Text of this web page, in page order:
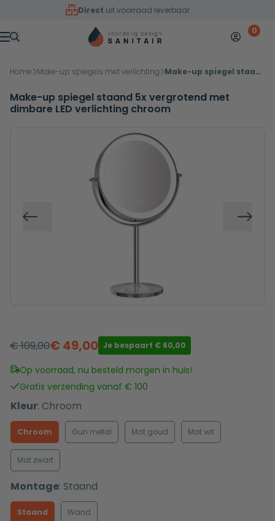
Overslaan naar inhoud
Direct uit voorraad leverbaar
Menu
Mijn 0
Home Make-up spiegels met verlichting Make-up spiegel staand 5x vergrotend met dimbare LED verlichting chroom
Make-up spiegel staand 5x vergrotend met
dimbare LED verlichting chroom
Vorige
€109,00
Oorspronkelijke
prijs
was:
€ 109,00.
€ 49,00
Huidige
prijs
is:
€ 49,00.
Je bespaart € 60,00
Op voorraad, nu besteld morgen in huis!
Gratis verzending vanaf € 100
Kleur: Chroom
Chroom Gun metal Mat goud Mat wit
Mat zwart
Montage: Staand
Staand Wand